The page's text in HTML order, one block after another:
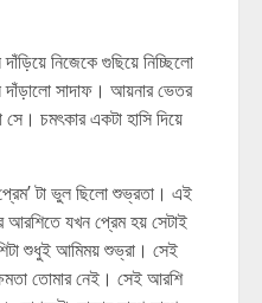
নিজেকে গুছিয়ে নিচ্ছিলো
সাদাফ। আয়নার ভেতর
সে। চমৎকার একটা হাসি দিয়ে
টা ভুল ছিলো শুভ্রতা। এই
আরশিতে যখন প্রেম হয় সেটাই
শুধুই আমিময় শুভ্রা। সেই
তোমার নেই। সেই আরশি